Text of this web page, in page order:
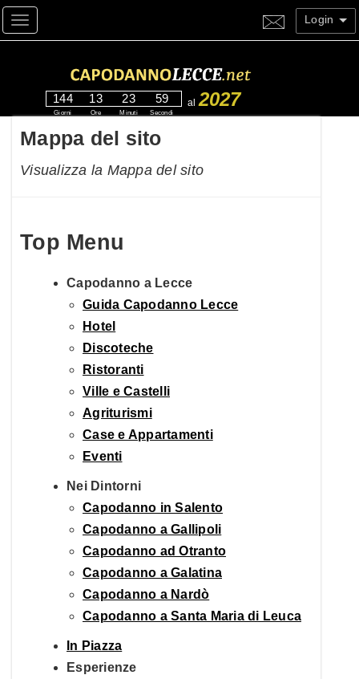
Toggle navigation Login
144
Giorni
13
Ore
23
Minuti
58
Secondi
al 2027
Mappa del sito
Visualizza la Mappa del sito
Top Menu
Capodanno a Lecce
Guida Capodanno Lecce
Hotel
Discoteche
Ristoranti
Ville e Castelli
Agriturismi
Case e Appartamenti
Eventi
Nei Dintorni
Capodanno in Salento
Capodanno a Gallipoli
Capodanno ad Otranto
Capodanno a Galatina
Capodanno a Nardò
Capodanno a Santa Maria di Leuca
In Piazza
Esperienze